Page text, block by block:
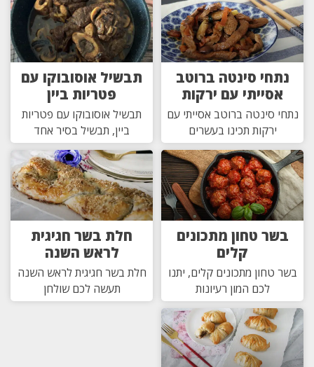
נתחי סינטה ברוטב
אסייתי עם ירקות
נתחי סינטה ברוטב אסייתי עם
ירקות תכינו בעשרים
תבשיל אוסובוקו עם
פטריות ביין
תבשיל אוסובוקו עם פטריות
ביין, תבשיל בסיר אחד
בשר טחון מתכונים
קלים
בשר טחון מתכונים קלים, יתנו
לכם המון רעיונות
חלת בשר חגיגית
לראש השנה
חלת בשר חגיגית לראש השנה
תעשה לכם שולחן